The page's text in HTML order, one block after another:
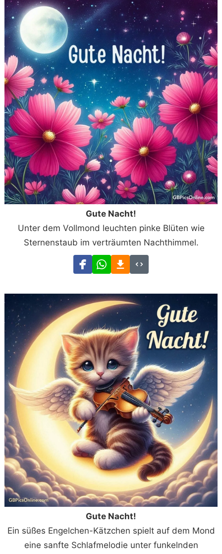
Gute Nacht!
Unter dem Vollmond leuchten pinke Blüten wie
Sternenstaub im verträumten Nachthimmel.
Gute Nacht!
Ein süßes Engelchen-Kätzchen spielt auf dem Mond
eine sanfte Schlafmelodie unter funkelnden